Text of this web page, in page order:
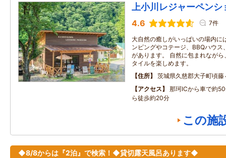
上小川レジャーペンシ
4.6 7件
大自然の癒しがいっぱいの場内に
ンピングやコテージ、BBQハウ
があります。 自然に包まれなが
タイルを楽しめます。
住所
茨城県久慈郡大子町頃藤
アクセス
那珂ICから車で約
ら徒歩約20分
この施
◆8/8からは『2泊』で検索！◆貸切露天風呂あります◆